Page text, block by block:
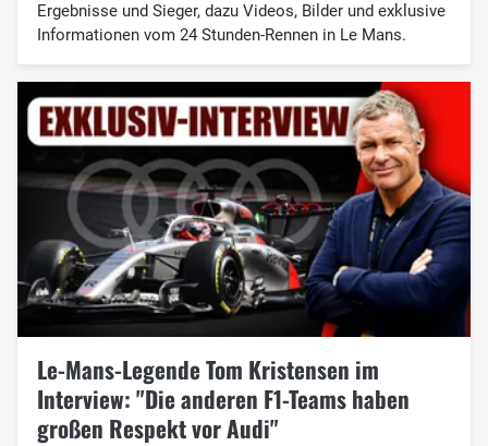
Ergebnisse und Sieger, dazu Videos, Bilder und exklusive
Informationen vom 24 Stunden-Rennen in Le Mans.
Le-Mans-Legende Tom Kristensen im
Interview: "Die anderen F1-Teams haben
großen Respekt vor Audi"